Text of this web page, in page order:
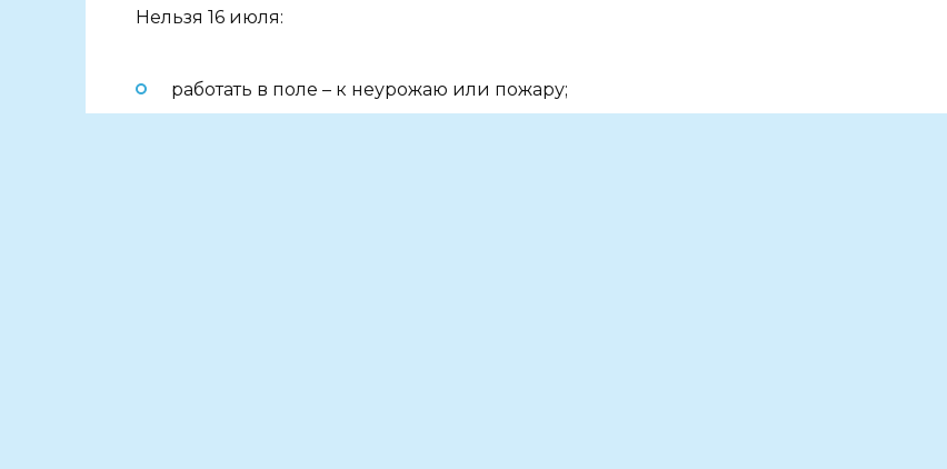
Нельзя 16 июля:
работать в поле – к неурожаю или пожару;